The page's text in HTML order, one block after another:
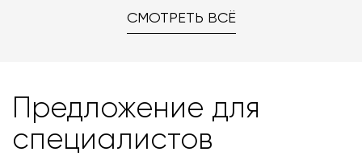
СМОТРЕТЬ ВСЁ
Предложение для
специалистов